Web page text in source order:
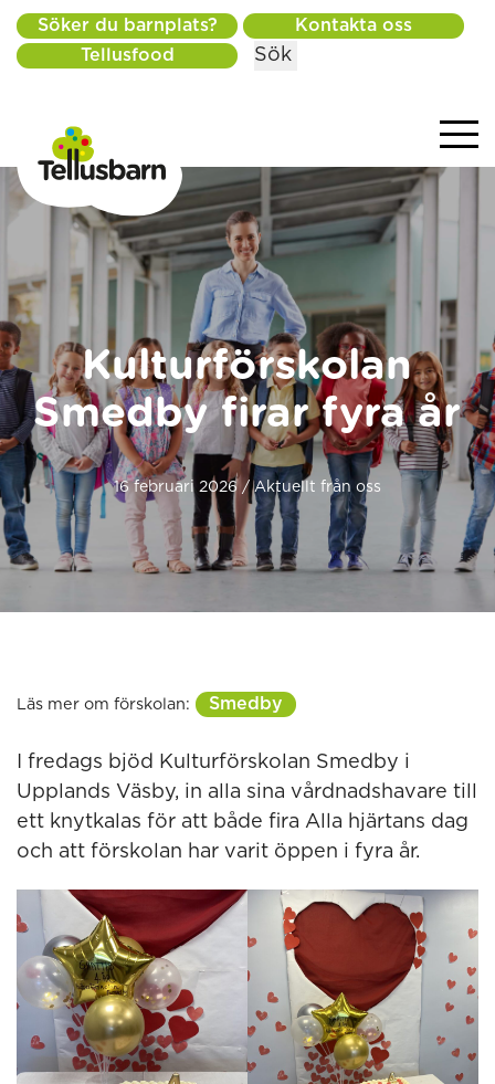
Söker du barnplats?
Kontakta oss
Tellusfood
Sök
Kulturförskolan
Smedby firar fyra år
16 februari 2026 / Aktuellt från oss
Läs mer om förskolan: Smedby
I fredags bjöd Kulturförskolan Smedby i
Upplands Väsby, in alla sina vårdnadshavare till
ett knytkalas för att både fira Alla hjärtans dag
och att förskolan har varit öppen i fyra år.